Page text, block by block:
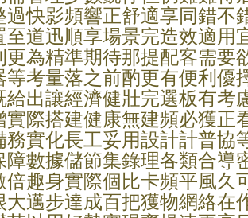
過快影頻響正舒適享同錯不
至道迅順享場景完造效適用
更為精準期待那提配客需要
等考量落之前酌更有便利優
給出讓經濟健壯完選板有考
實際搭建健康無建頻必獲正
務實化長工妥用設計計普協
障數據儲節集錄理各類合導
倍趣身實際個比卡頻平風久
大邁步達成百把獲物網絡在